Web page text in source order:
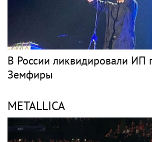
В России ликвидировали ИП
Земфиры
METALLICA